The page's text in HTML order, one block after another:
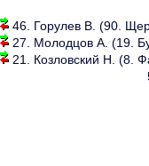
46. Горулев В. (90.
27. Молодцов А. (19.
21. Козловский Н. (8.